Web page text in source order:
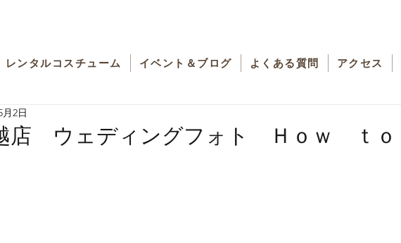
レンタルコスチューム イベント＆ブログ よくある質問 アクセス
店 ウェディングフォト Ｈｏｗ ｔｏ
月2日